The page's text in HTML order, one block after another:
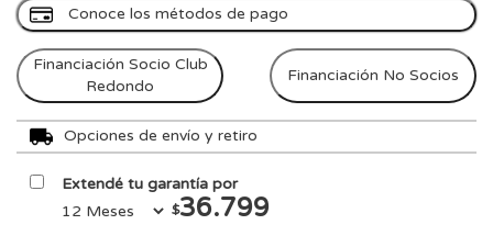
Conoce los métodos de pago
Financiación Socio Club
Redondo
Financiación No Socios
Opciones de envío y retiro
Extendé tu garantía por
$36.799